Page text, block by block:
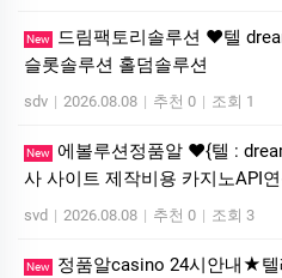
New
드림팩토리솔루션 ❤️텔
슬롯솔루션 홀덤솔루션
sdv | 2026.08.08 | 추천 0 | 조회 1
New 에볼루션정품알 ❤️{텔 :
사 사이트 제작비용 카지노API
svd | 2026.08.08 | 추천 0 | 조회 3
New
정품알casino 24시안내★